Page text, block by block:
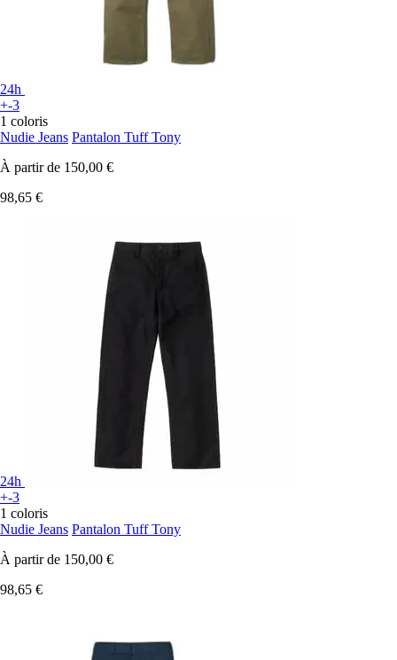
24h
+-3
1 coloris
Nudie Jeans Pantalon Tuff Tony
À partir de 150,00 €
98,65 €
24h
+-3
1 coloris
Nudie Jeans Pantalon Tuff Tony
À partir de 150,00 €
98,65 €